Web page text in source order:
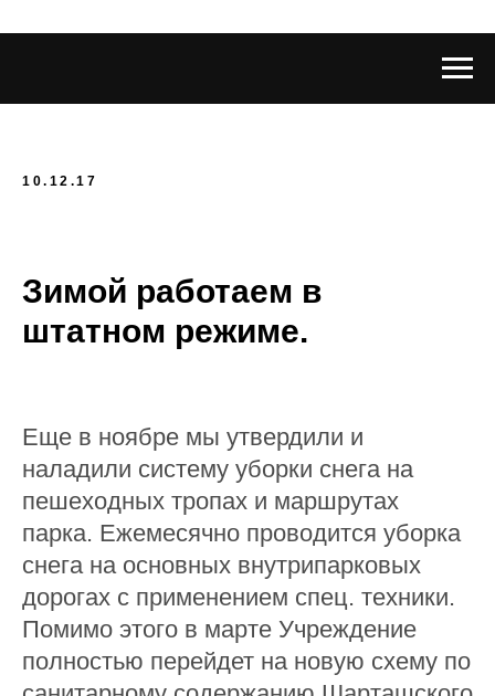
10.12.17
Зимой работаем в
штатном режиме.
Еще в ноябре мы утвердили и
наладили систему уборки снега на
пешеходных тропах и маршрутах
парка. Ежемесячно проводится уборка
снега на основных внутрипарковых
дорогах с применением спец. техники.
Помимо этого в марте Учреждение
полностью перейдет на новую схему по